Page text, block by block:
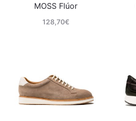
MOSS Flúor
128,70€